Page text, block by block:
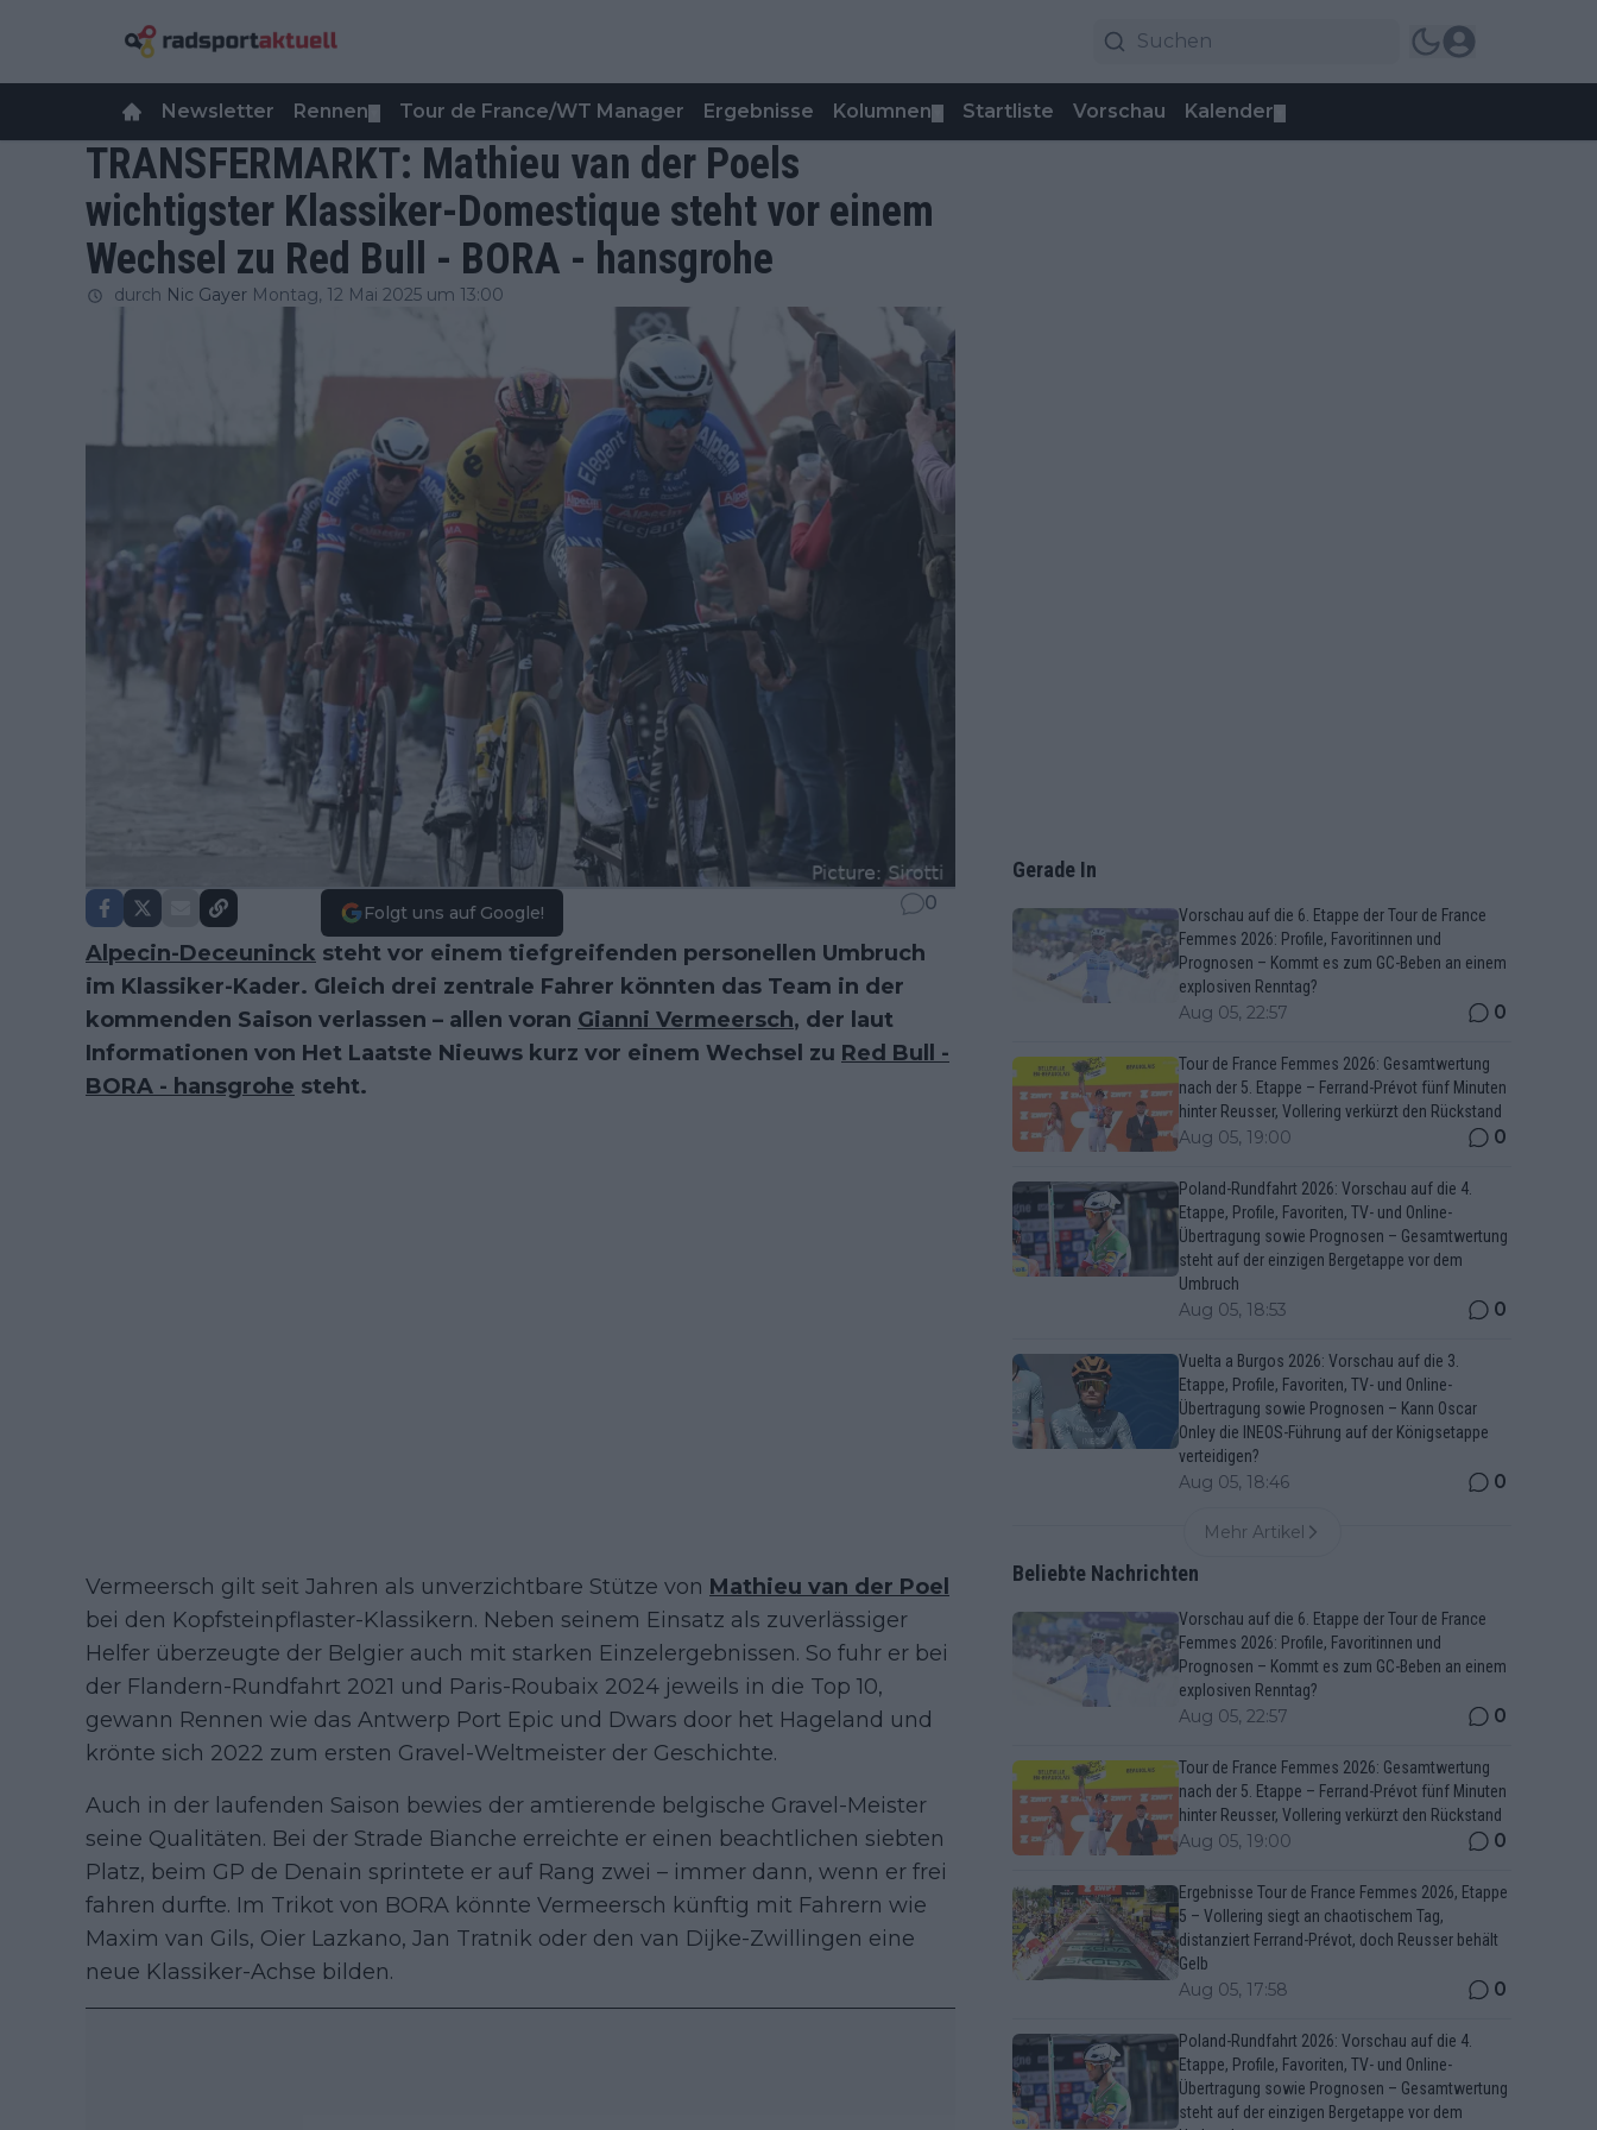
Newsletter Rennen Tour de France/WT Manager Ergebnisse Kolumnen Startliste Vorschau Kalender
TRANSFERMARKT: Mathieu van der Poels
wichtigster Klassiker-Domestique steht vor einem
Wechsel zu Red Bull - BORA - hansgrohe
durch Nic Gayer Montag, 12 Mai 2025 um 13:00
Folgt uns auf Google! 0
Alpecin-Deceuninck steht vor einem tiefgreifenden personellen Umbruch
im Klassiker-Kader. Gleich drei zentrale Fahrer könnten das Team in der
kommenden Saison verlassen – allen voran Gianni Vermeersch, der laut
Informationen von Het Laatste Nieuws kurz vor einem Wechsel zu Red Bull -
BORA - hansgrohe steht.
Vermeersch gilt seit Jahren als unverzichtbare Stütze von Mathieu van der Poel
bei den Kopfsteinpflaster-Klassikern. Neben seinem Einsatz als zuverlässiger
Helfer überzeugte der Belgier auch mit starken Einzelergebnissen. So fuhr er bei
der Flandern-Rundfahrt 2021 und Paris-Roubaix 2024 jeweils in die Top 10,
gewann Rennen wie das Antwerp Port Epic und Dwars door het Hageland und
krönte sich 2022 zum ersten Gravel-Weltmeister der Geschichte.
Auch in der laufenden Saison bewies der amtierende belgische Gravel-Meister
seine Qualitäten. Bei der Strade Bianche erreichte er einen beachtlichen siebten
Platz, beim GP de Denain sprintete er auf Rang zwei – immer dann, wenn er frei
fahren durfte. Im Trikot von BORA könnte Vermeersch künftig mit Fahrern wie
Maxim van Gils, Oier Lazkano, Jan Tratnik oder den van Dijke-Zwillingen eine
neue Klassiker-Achse bilden.
Gerade In
Vorschau auf die 6. Etappe der Tour de France
Femmes 2026: Profile, Favoritinnen und
Prognosen – Kommt es zum GC-Beben an einem
explosiven Renntag?
Aug 05, 22:57 0
Tour de France Femmes 2026: Gesamtwertung
nach der 5. Etappe – Ferrand-Prévot fünf Minuten
hinter Reusser, Vollering verkürzt den Rückstand
Aug 05, 19:00 0
Poland-Rundfahrt 2026: Vorschau auf die 4.
Etappe, Profile, Favoriten, TV- und Online-
Übertragung sowie Prognosen – Gesamtwertung
steht auf der einzigen Bergetappe vor dem
Umbruch
Aug 05, 18:53 0
Vuelta a Burgos 2026: Vorschau auf die 3.
Etappe, Profile, Favoriten, TV- und Online-
Übertragung sowie Prognosen – Kann Oscar
Onley die INEOS-Führung auf der Königsetappe
verteidigen?
Aug 05, 18:46 0
Mehr Artikel
Beliebte Nachrichten
Vorschau auf die 6. Etappe der Tour de France
Femmes 2026: Profile, Favoritinnen und
Prognosen – Kommt es zum GC-Beben an einem
explosiven Renntag?
Aug 05, 22:57 0
Tour de France Femmes 2026: Gesamtwertung
nach der 5. Etappe – Ferrand-Prévot fünf Minuten
hinter Reusser, Vollering verkürzt den Rückstand
Aug 05, 19:00 0
Ergebnisse Tour de France Femmes 2026, Etappe
5 – Vollering siegt an chaotischem Tag,
distanziert Ferrand-Prévot, doch Reusser behält
Gelb
Aug 05, 17:58 0
Poland-Rundfahrt 2026: Vorschau auf die 4.
Etappe, Profile, Favoriten, TV- und Online-
Übertragung sowie Prognosen – Gesamtwertung
steht auf der einzigen Bergetappe vor dem